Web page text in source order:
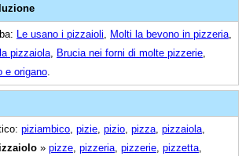
Le usano i pizzaioli Molti la bevono in pizzeria
pizzaiola Brucia nei forni di molte pizzerie
e origano
piziambico pizie pizio pizza pizzaiola
» pizze pizzeria pizzerie pizzetta